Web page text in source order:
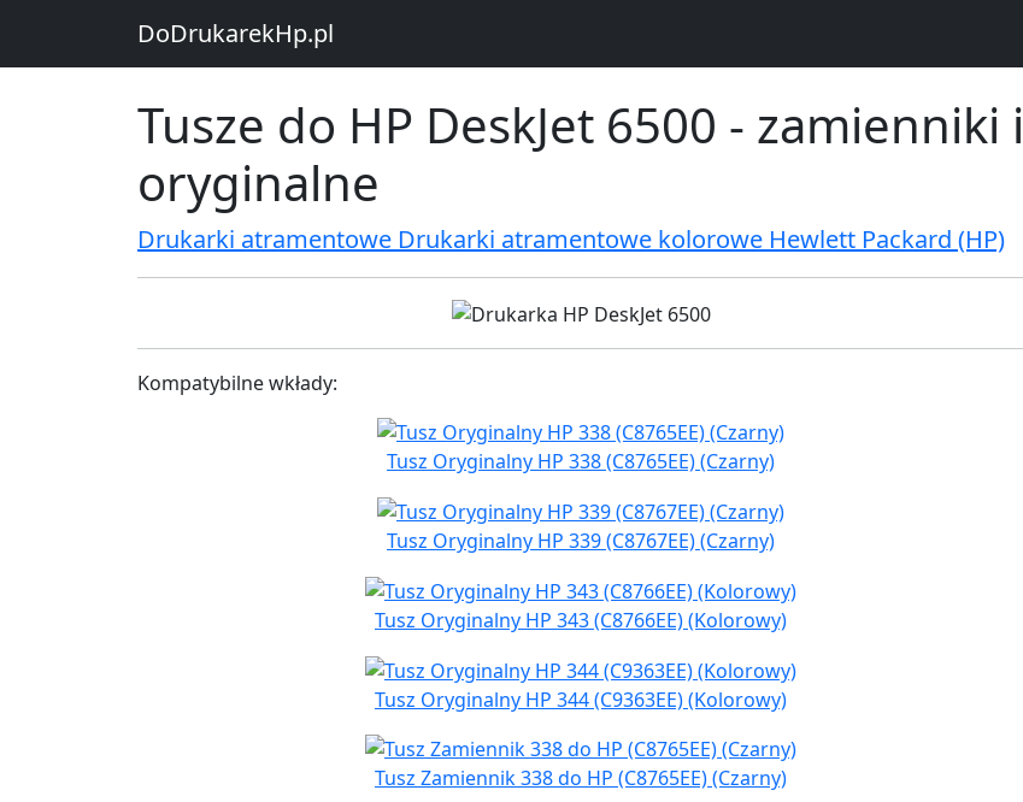
DoDrukarekHp.pl
Tusze do HP DeskJet 6500 - zamienniki i
oryginalne
Drukarki atramentowe Drukarki atramentowe kolorowe Hewlett Packard (HP)
Kompatybilne wkłady:
Tusz Oryginalny HP 338 (C8765EE) (Czarny)
Tusz Oryginalny HP 339 (C8767EE) (Czarny)
Tusz Oryginalny HP 343 (C8766EE) (Kolorowy)
Tusz Oryginalny HP 344 (C9363EE) (Kolorowy)
Tusz Zamiennik 338 do HP (C8765EE) (Czarny)